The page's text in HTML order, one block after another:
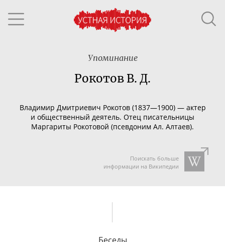
Упоминание
Рокотов В. Д.
Владимир Дмитриевич Рокотов (1837—1900) — актер
и общественный деятель. Отец писательницы
Маргариты Рокотовой (псевдоним Ал. Алтаев).
Поискать больше
информации на Википедии
Беседы